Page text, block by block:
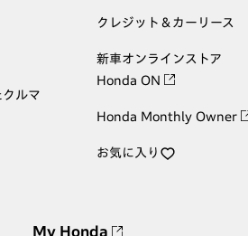
ルマ
クレジット＆カーリース
新車オンラインストア
Honda ON
Honda Monthly Owner
お気に入り
My Honda